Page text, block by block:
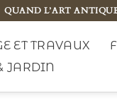
QUAND L’ART
ET TRAVAUX
JARDIN